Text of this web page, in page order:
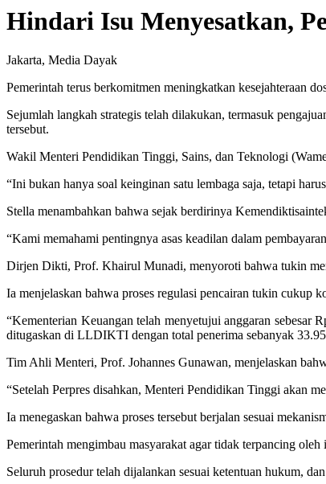
Hindari Isu Menyesatkan,
Jakarta, Media Dayak
Pemerintah terus berkomitmen meningkatkan kesejahteraan
Sejumlah langkah strategis telah dilakukan, termasuk
tersebut.
Wakil Menteri Pendidikan Tinggi, Sains, dan Teknologi
“Ini bukan hanya soal keinginan satu lembaga saja, tetapi
Stella menambahkan bahwa sejak berdirinya
“Kami memahami pentingnya asas keadilan dalam
Dirjen Dikti, Prof. Khairul Munadi, menyoroti bahwa tukin
Ia menjelaskan bahwa proses regulasi pencairan tukin cukup
“Kementerian Keuangan telah menyetujui anggaran
ditugaskan di LLDIKTI dengan total penerima sebanyak
Tim Ahli Menteri, Prof. Johannes Gunawan, menjelaskan
“Setelah Perpres disahkan, Menteri Pendidikan Tinggi akan
Ia menegaskan bahwa proses tersebut berjalan sesuai
Pemerintah mengimbau masyarakat agar tidak terpancing
Seluruh prosedur telah dijalankan sesuai ketentuan hukum,